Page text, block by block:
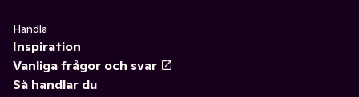
Handla
Inspiration
Vanliga frågor och svar
Så handlar du